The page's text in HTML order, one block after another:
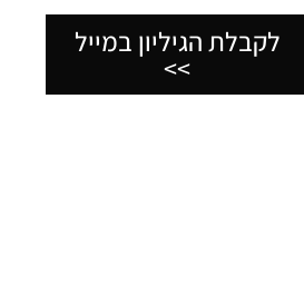
לקבלת הגיליון במייל
>>